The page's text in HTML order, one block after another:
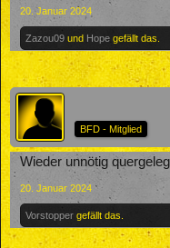
20. Januar 2024
Zazou09 und Hope gefällt das.
BFD - Mitglied
Wieder unnötig
20. Januar 2024
Vorstopper gefällt das.